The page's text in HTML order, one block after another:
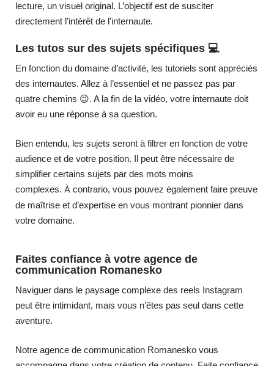
lecture, un visuel original. L’objectif est de susciter
directement l’intérêt de l’internaute.
Les tutos sur des sujets spécifiques 💻
En fonction du domaine d’activité, les tutoriels sont appréciés
des internautes. Allez à l’essentiel et ne passez pas par
quatre chemins 😉. A la fin de la vidéo, votre internaute doit
avoir eu une réponse à sa question.
Bien entendu, les sujets seront à filtrer en fonction de votre
audience et de votre position. Il peut être nécessaire de
simplifier certains sujets par des mots moins
complexes. À contrario, vous pouvez également faire preuve
de maîtrise et d’expertise en vous montrant pionnier dans
votre domaine.
Faites confiance à votre agence de
communication Romanesko
Naviguer dans le paysage complexe des reels Instagram
peut être intimidant, mais vous n’êtes pas seul dans cette
aventure.
Notre agence de communication Romanesko vous